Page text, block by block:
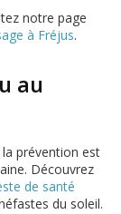
notre page
à Fréjus.
au
prévention est
Découvrez
de santé
du soleil.